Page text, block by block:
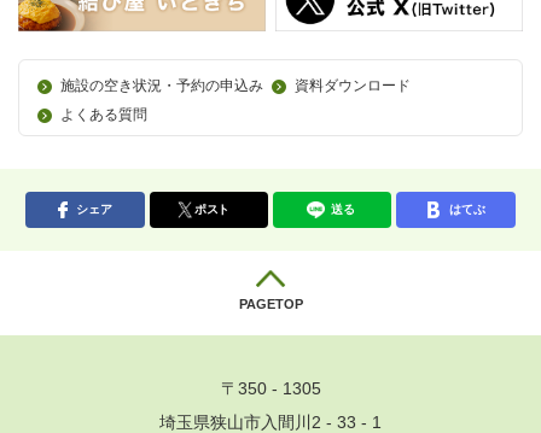
施設の空き状況・予約の申込み
資料ダウンロード
よくある質問
シェア ポスト 送る はてぶ
PAGETOP
〒350 - 1305
埼玉県狭山市入間川2 - 33 - 1